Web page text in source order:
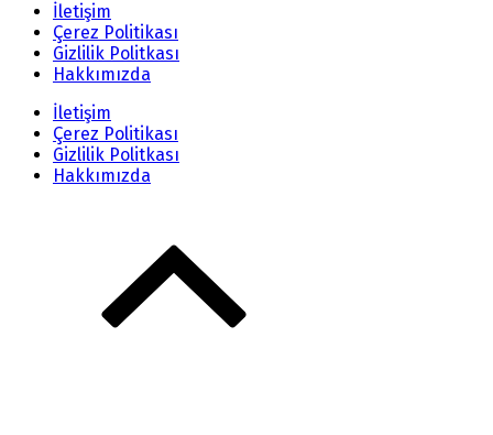
İletişim
Çerez Politikası
Gizlilik Politkası
Hakkımızda
İletişim
Çerez Politikası
Gizlilik Politkası
Hakkımızda